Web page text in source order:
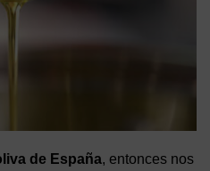
de España, entonces nos